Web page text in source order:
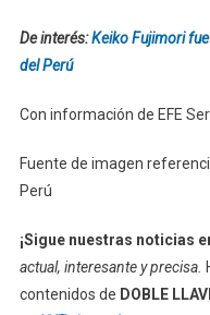
De interés:Keiko Fujimori
del Perú
Con información de EFE
Fuente de imagen
Perú
¡Sigue nuestras noticias
actual, interesante y precisa.
contenidos de DOBLE